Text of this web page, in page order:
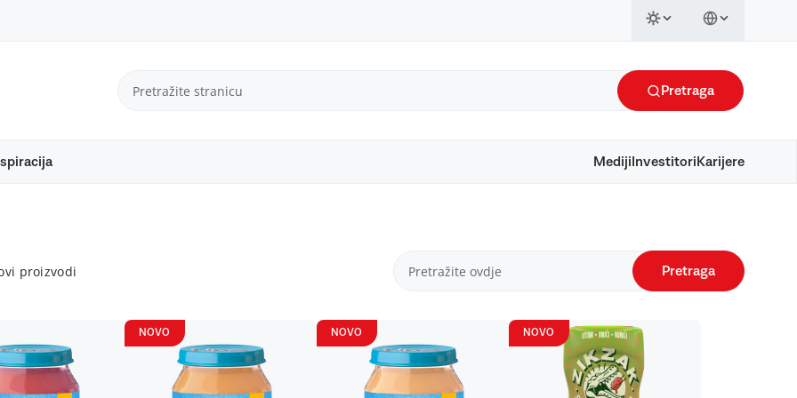
Pretraga
Mediji Investitori Karijere
proizvodi Pretraga
NOVO NOVO NOVO